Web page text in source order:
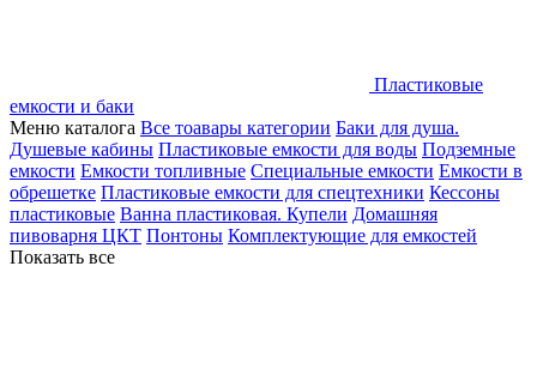
Пластиковые
емкости и баки
Меню каталога Все тоавары категории Баки для душа.
Душевые кабины Пластиковые емкости для воды Подземные
емкости Емкости топливные Специальные емкости Емкости в
обрешетке Пластиковые емкости для спецтехники Кессоны
пластиковые Ванна пластиковая. Купели Домашняя
пивоварня ЦКТ Понтоны Комплектующие для емкостей
Показать все